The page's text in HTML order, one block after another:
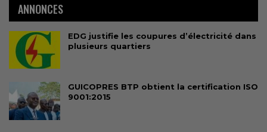
ANNONCES
EDG justifie les coupures d’électricité dans
plusieurs quartiers
GUICOPRES BTP obtient la certification ISO
9001:2015